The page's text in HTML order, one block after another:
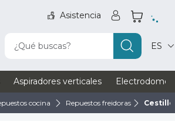
Asistencia
¿Qué buscas? ES
Aspiradores verticales
cocina Repuestos freidoras